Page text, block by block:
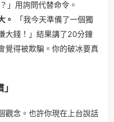
」用詢問代替命令。
。
「我今天準備了一個獨
大錢！」結果講了20分鐘
覺得被欺騙。你的破冰要真
觀念。也許你現在上台說話